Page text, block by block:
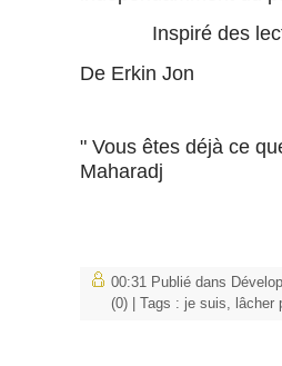
Inspiré des
De Erkin Jon
" Vous êtes déjà ce
Maharadj
00:31 Publié dans
(0) | Tags : je suis lâcher